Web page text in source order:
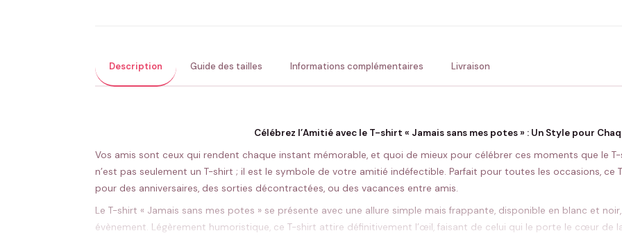
Description Guide des tailles Informations complémentaires Livraison
Célébrez l’Amitié avec le T-shirt « Jamais sans mes potes » : Un Style pour
Vos amis sont ceux qui rendent chaque instant mémorable, et quoi de mieux pour célébrer ces moments que le
n’est pas seulement un T-shirt ; il est le symbole de votre amitié indéfectible. Parfait pour toutes les occasions,
pour des anniversaires, des sorties décontractées, ou des vacances entre amis.
Le T-shirt « Jamais sans mes potes » se présente avec une allure simple mais frappante, disponible en blanc et
évènement. Légèrement humoristique, ce T-shirt attire définitivement l’œil, faisant de celui qui le porte le cœur de